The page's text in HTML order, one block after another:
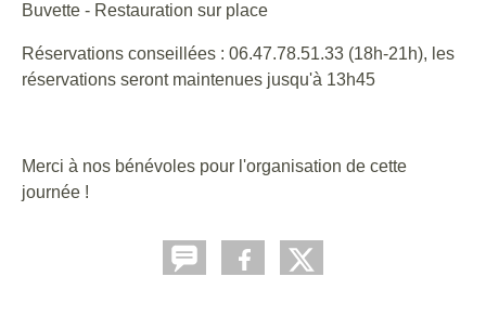
Buvette - Restauration sur place
Réservations conseillées : 06.47.78.51.33 (18h-21h), les
réservations seront maintenues jusqu'à 13h45
Merci à nos bénévoles pour l'organisation de cette
journée !